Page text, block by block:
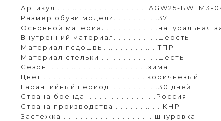
Артикул..................................... AGW25-BWLM3-
Размер обуви модели..................37
Основной материал.....................натуральная
Внутренний материал..................шерсть
Материал подошвы......................ТПР
Материал стельки .......................шесть
Сезон ........................................зима
Цвет...........................................коричневый
Гарантийный период....................30 дней
Страна бренда ............................Россия
Страна производства....................КНР
Застежка..................................... шнуровка